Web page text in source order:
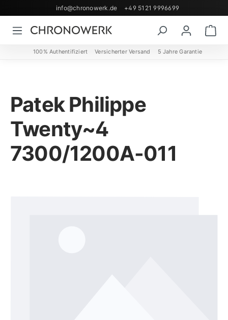
Zum Hauptinhalt springen
info@chronowerk.de +49 5121 9996699
100% Authentifiziert Versicherter Versand 5 Jahre Garantie
Patek Philippe
Twenty~4
7300/1200A-011